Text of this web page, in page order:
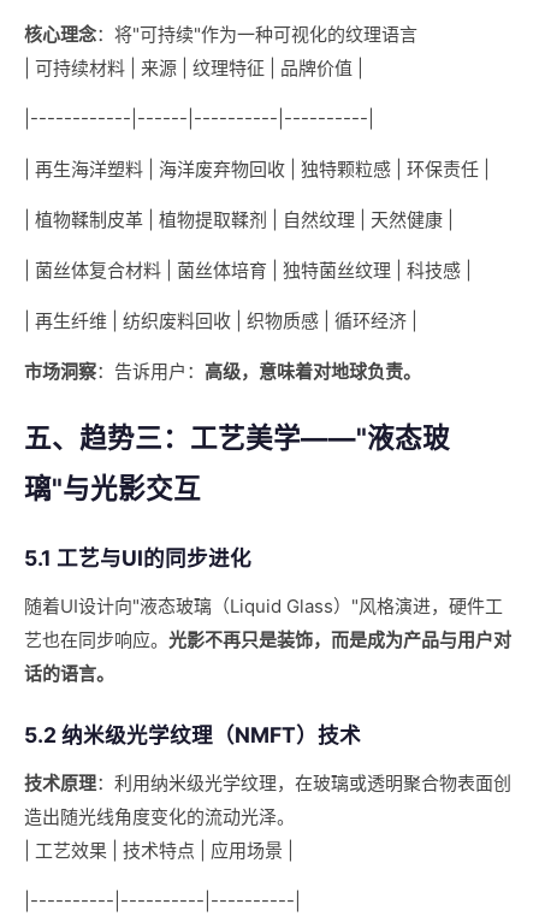
核心理念：将"可持续"作为一种可视化的纹理语言
| 可持续材料 | 来源 | 纹理特征 | 品牌价值 |
|------------|------|----------|----------|
| 再生海洋塑料 | 海洋废弃物回收 | 独特颗粒感 | 环保责任 |
| 植物鞣制皮革 | 植物提取鞣剂 | 自然纹理 | 天然健康 |
| 菌丝体复合材料 | 菌丝体培育 | 独特菌丝纹理 | 科技感 |
| 再生纤维 | 纺织废料回收 | 织物质感 | 循环经济 |
市场洞察：告诉用户： 高级，意味着对地球负责。
五、趋势三：工艺美学——"液态玻
璃"与光影交互
5.1 工艺与UI的同步进化
随着UI设计向"液态玻璃（Liquid Glass）"风格演进，硬件工
艺也在同步响应。 光影不再只是装饰，而是成为产品与用户对
话的语言。
5.2 纳米级光学纹理（NMFT）技术
技术原理：利用纳米级光学纹理，在玻璃或透明聚合物表面创
造出随光线角度变化的流动光泽。
| 工艺效果 | 技术特点 | 应用场景 |
|----------|----------|----------|